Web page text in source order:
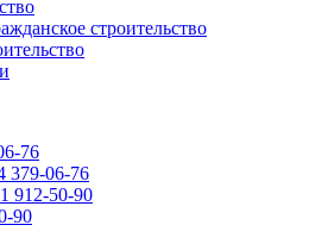
строительство
76
379-06-76
912-50-90
90